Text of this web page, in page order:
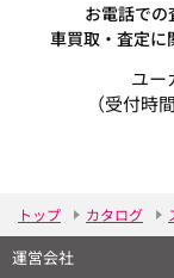
お電話での
車買取・査定に
ユー
（受付時
トップ カタログ
運営会社